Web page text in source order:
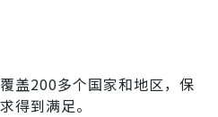
盖200多个国家和地区，保
得到满足。